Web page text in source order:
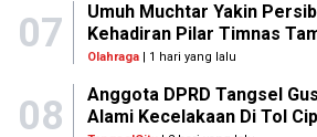
07
Umuh Muchtar Yakin
Kehadiran Pilar Timnas
Olahraga| 1 hari yang lalu
08
Anggota DPRD Tangsel
Alami Kecelakaan Di Tol